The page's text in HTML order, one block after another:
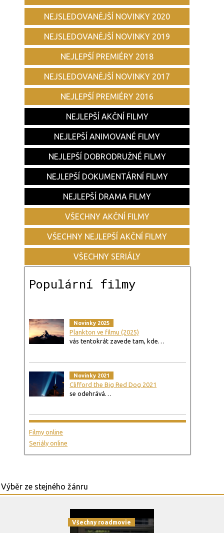
NEJSLEDOVANĚJŠÍ NOVINKY 2020
NEJSLEDOVANĚJŠÍ NOVINKY 2019
NEJLEPŠÍ PREMIÉRY 2018
NEJSLEDOVANĚJŠÍ NOVINKY 2017
NEJLEPŠÍ PREMIÉRY 2016
NEJLEPŠÍ AKČNÍ FILMY
NEJLEPŠÍ ANIMOVANÉ FILMY
NEJLEPŠÍ DOBRODRUŽNÉ FILMY
NEJLEPŠÍ DOKUMENTÁRNÍ FILMY
NEJLEPŠÍ DRAMA FILMY
VŠECHNY AKČNÍ FILMY
VŠECHNY NEJLEPŠÍ AKČNÍ FILMY
VŠECHNY SERIÁLY
Populární filmy
Novinky 2025
Plankton ve filmu (2025)
vás tentokrát zavede tam, kde…
Novinky 2021
Clifford the Big Red Dog 2021
se odehrává…
Filmy online
Seriály online
Všechny roadmovie